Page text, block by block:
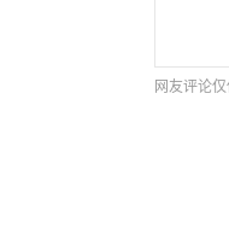
网友评论